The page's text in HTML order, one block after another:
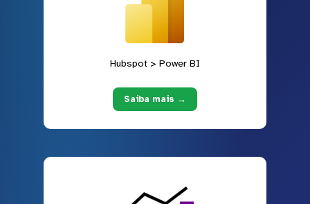
Hubspot > Power BI
Saiba mais →